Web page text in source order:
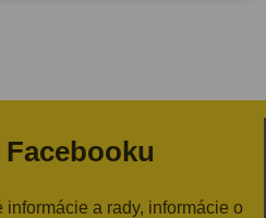
informácie a rady, informácie o